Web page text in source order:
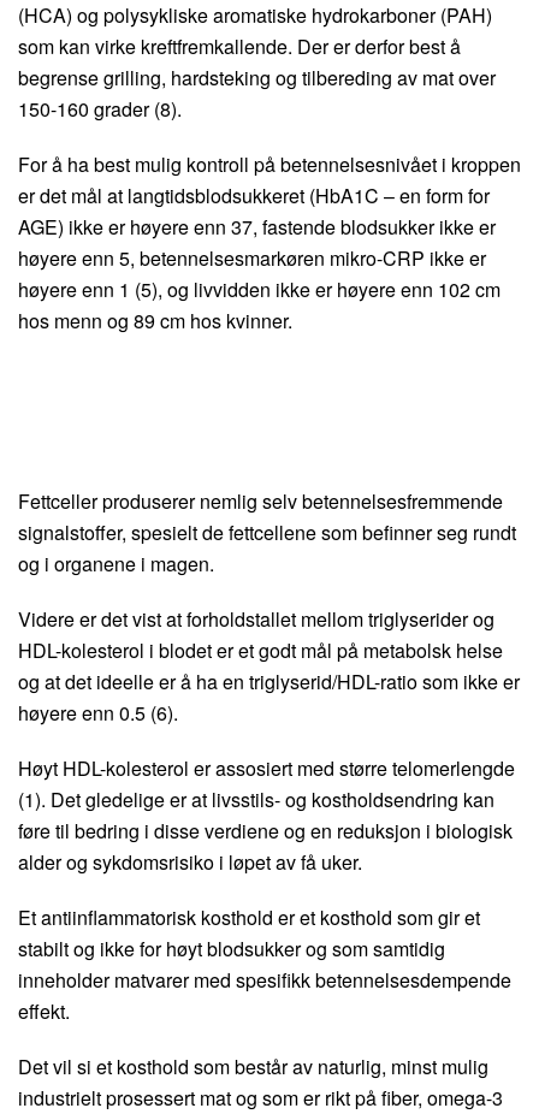
(HCA) og polysykliske aromatiske hydrokarboner (PAH)
som kan virke kreftfremkallende. Der er derfor best å
begrense grilling, hardsteking og tilbereding av mat over
150-160 grader (8).
For å ha best mulig kontroll på betennelsesnivået i kroppen
er det mål at langtidsblodsukkeret (HbA1C – en form for
AGE) ikke er høyere enn 37, fastende blodsukker ikke er
høyere enn 5, betennelsesmarkøren mikro-CRP ikke er
høyere enn 1 (5), og livvidden ikke er høyere enn 102 cm
hos menn og 89 cm hos kvinner.
Fettceller produserer nemlig selv betennelsesfremmende
signalstoffer, spesielt de fettcellene som befinner seg rundt
og i organene i magen.
Videre er det vist at forholdstallet mellom triglyserider og
HDL-kolesterol i blodet er et godt mål på metabolsk helse
og at det ideelle er å ha en triglyserid/HDL-ratio som ikke er
høyere enn 0.5 (6).
Høyt HDL-kolesterol er assosiert med større telomerlengde
(1). Det gledelige er at livsstils- og kostholdsendring kan
føre til bedring i disse verdiene og en reduksjon i biologisk
alder og sykdomsrisiko i løpet av få uker.
Et antiinflammatorisk kosthold er et kosthold som gir et
stabilt og ikke for høyt blodsukker og som samtidig
inneholder matvarer med spesifikk betennelsesdempende
effekt.
Det vil si et kosthold som består av naturlig, minst mulig
industrielt prosessert mat og som er rikt på fiber, omega-3